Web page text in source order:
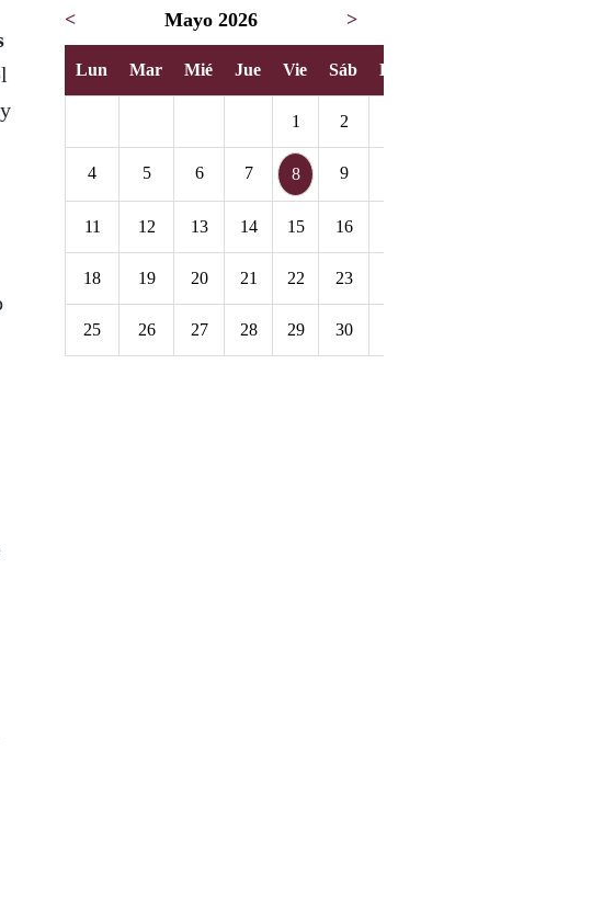
< Mayo 2026 >
Lun Mar Mié Jue Vie Sáb Dom
1 2
4 5 6 7 8 9
11 12 13 14 15 16
18 19 20 21 22 23
25 26 27 28 29 30